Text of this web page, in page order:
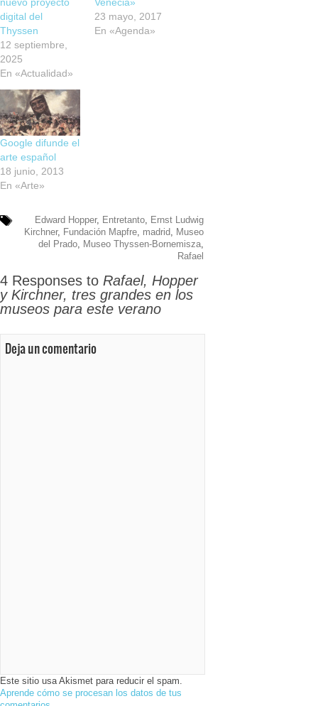
nuevo proyecto
digital del
Thyssen
12 septiembre,
2025
En «Actualidad»
Venecia»
23 mayo, 2017
En «Agenda»
Google difunde el
arte español
18 junio, 2013
En «Arte»
Edward Hopper, Entretanto, Ernst Ludwig
Kirchner, Fundación Mapfre, madrid, Museo
del Prado, Museo Thyssen-Bornemisza,
Rafael
4 Responses to Rafael, Hopper
y Kirchner, tres grandes en los
museos para este verano
Deja un comentario
Este sitio usa Akismet para reducir el spam.
Aprende cómo se procesan los datos de tus